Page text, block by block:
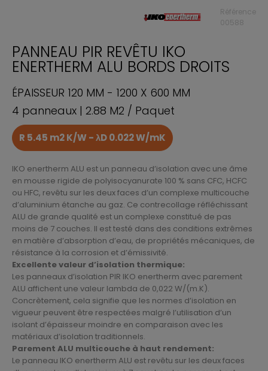
Référence
00588
PANNEAU PIR REVÊTU IKO
ENERTHERM ALU BORDS DROITS
ÉPAISSEUR 120 MM - 1200 X 600 MM
4 panneaux | 2.88 M2 / Paquet
R 5.45 m2 K/W - λD 0.022 W/mK
IKO enertherm ALU est un panneau d’isolation avec une âme
en mousse rigide de polyisocyanurate 100 % sans CFC, HCFC
ou HFC, revêtu sur les deux faces d’un complexe multicouche
d’aluminium étanche au gaz. Ce contrecollage réfléchissant
ALU de grande qualité est un complexe constitué de pas
moins de 7 couches. Il est testé dans des conditions extrêmes
en matière d’absorption d’eau, de propriétés mécaniques, de
résistance à la corrosion et d’émissivité.
Excellente valeur d’isolation thermique:
Les panneaux d’isolation PIR IKO enertherm avec parement
ALU affichent une valeur lambda de 0,022 W/(m.K).
Concrètement, cela signifie que les normes d’isolation en
vigueur peuvent être respectées malgré l’utilisation d’un
isolant d’épaisseur moindre en comparaison avec les
matériaux d’isolation traditionnels.
Parement ALU multicouche à haut rendement:
Le panneau IKO enertherm ALU est revêtu sur les deux faces